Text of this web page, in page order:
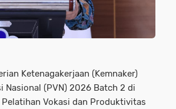
Ketenagakerjaan (Kemnaker)
Nasional (PVN) 2026 Batch 2 di
Vokasi dan Produktivitas